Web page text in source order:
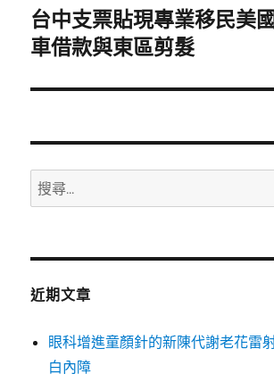
下
一
文
台中支票貼現專業移民美
車借款與東區剪髮
搜
尋
鍵
近期文章
眼科增進童顏針的新陳代謝老花雷
白內障